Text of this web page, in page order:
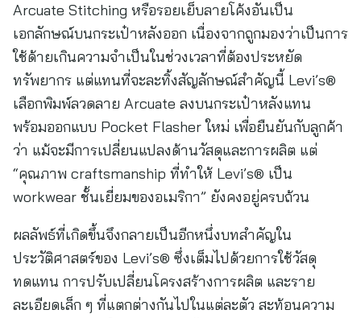
Arcuate Stitching หรือรอยเย็บลายโค้งอันเป็น
เอกลักษณ์บนกระเป๋าหลังออก เนื่องจากถูกมองว่าเป็นการ
ใช้ด้ายเกินความจำเป็นในช่วงเวลาที่ต้องประหยัด
ทรัพยากร แต่แทนที่จะละทิ้งสัญลักษณ์สำคัญนี้ Levi’s®
เลือกพิมพ์ลวดลาย Arcuate ลงบนกระเป๋าหลังแทน
พร้อมออกแบบ Pocket Flasher ใหม่ เพื่อยืนยันกับลูกค้า
ว่า แม้จะมีการเปลี่ยนแปลงด้านวัสดุและการผลิต แต่
“คุณภาพ craftsmanship ที่ทำให้ Levi’s® เป็น
workwear ชั้นเยี่ยมของอเมริกา” ยังคงอยู่ครบถ้วน
ผลลัพธ์ที่เกิดขึ้นจึงกลายเป็นอีกหนึ่งบทสำคัญใน
ประวัติศาสตร์ของ Levi’s® ซึ่งเต็มไปด้วยการใช้วัสดุ
ทดแทน การปรับเปลี่ยนโครงสร้างการผลิต และราย
ละเอียดเล็ก ๆ ที่แตกต่างกันไปในแต่ละตัว สะท้อนความ